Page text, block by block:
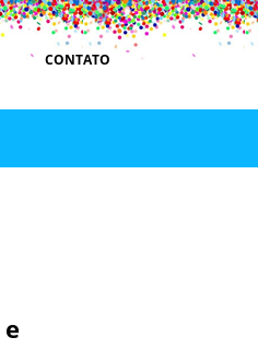
CONTATO